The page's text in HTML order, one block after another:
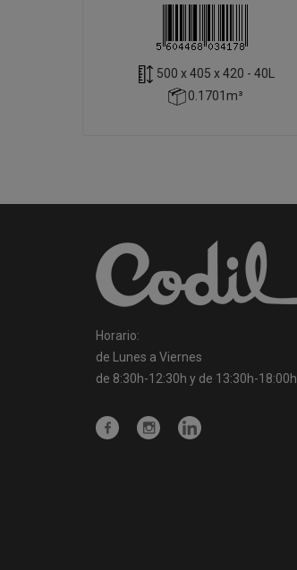
500 x 405 x 420 - 40L
0.1701m³
Horario:
de Lunes a Viernes
de 8:30h-12:30h y de 13:30h-18:00h